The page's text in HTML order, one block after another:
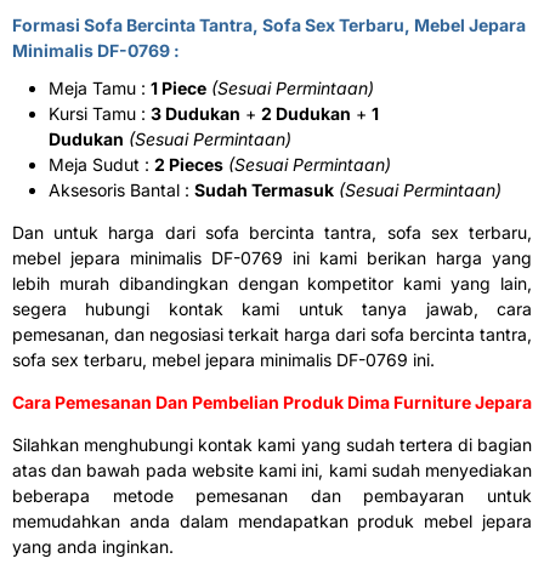
Formasi Sofa Bercinta Tantra, Sofa Sex Terbaru, Mebel Jepara
Minimalis DF-0769 :
Meja Tamu : 1 Piece (Sesuai Permintaan)
Kursi Tamu : 3 Dudukan + 2 Dudukan + 1
Dudukan (Sesuai Permintaan)
Meja Sudut : 2 Pieces (Sesuai Permintaan)
Aksesoris Bantal : Sudah Termasuk (Sesuai Permintaan)
Dan untuk harga dari sofa bercinta tantra, sofa sex terbaru,
mebel jepara minimalis DF-0769 ini kami berikan harga yang
lebih murah dibandingkan dengan kompetitor kami yang lain,
segera hubungi kontak kami untuk tanya jawab, cara
pemesanan, dan negosiasi terkait harga dari sofa bercinta tantra,
sofa sex terbaru, mebel jepara minimalis DF-0769 ini.
Cara Pemesanan Dan Pembelian Produk Dima Furniture Jepara
Silahkan menghubungi kontak kami yang sudah tertera di bagian
atas dan bawah pada website kami ini, kami sudah menyediakan
beberapa metode pemesanan dan pembayaran untuk
memudahkan anda dalam mendapatkan produk mebel jepara
yang anda inginkan.